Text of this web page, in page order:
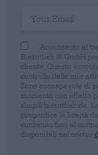
Acconsento al
Bierothek ® GmbH
cliente. Questo
controllo delle mie
Sono consapevole di
momento con effetto
shop@bierothek.de.
pregiudica la liceità
consenso fino al
disponibili nel nostro